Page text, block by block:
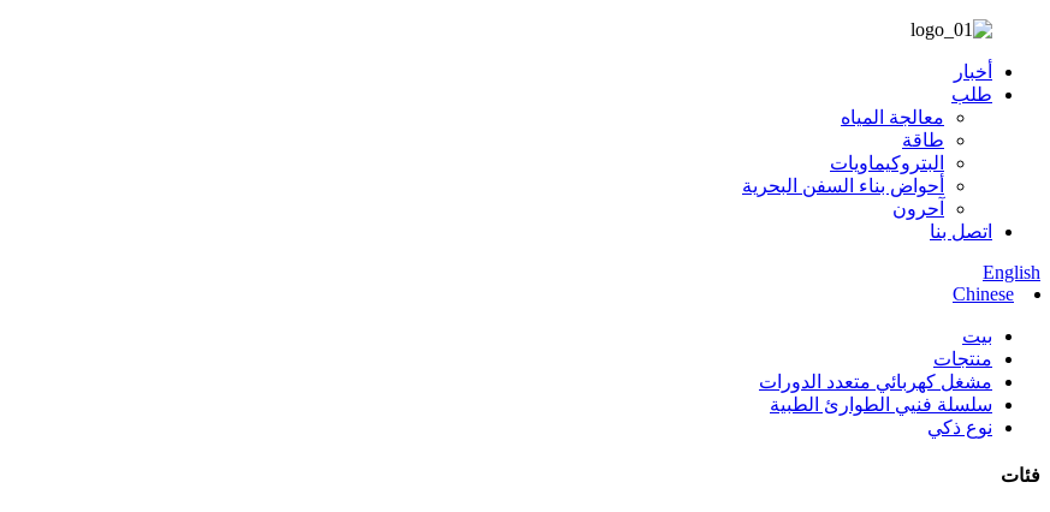
أخبار
طلب
معالجة المياه
طاقة
البتروكيماويات
أحواض بناء السفن البحرية
آحرون
اتصل بنا
English
Chinese
بيت
منتجات
مشغل كهربائي متعدد الدورات
سلسلة فنيي الطوارئ الطبية
نوع ذكي
فئات